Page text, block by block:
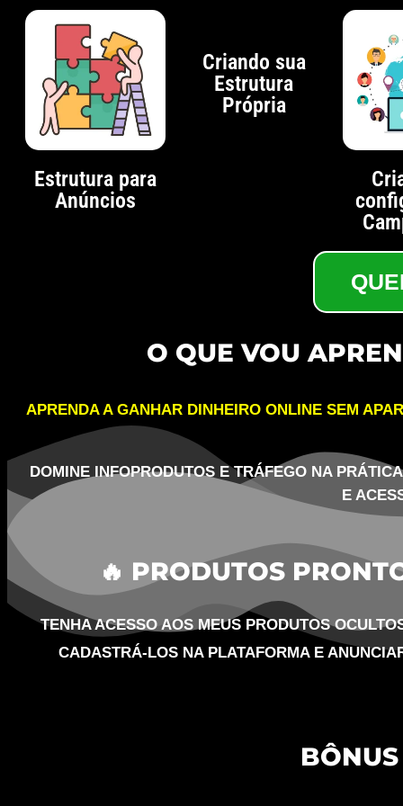
Estrutura para
Anúncios
Criando sua
Estrutura
Própria
O QUE VOU
APRENDA A GANHAR DINHEIRO ONLINE SEM
DOMINE INFOPRODUTOS E TRÁFEGO NA
E
🔥 PRODUTOS
TENHA ACESSO AOS MEUS PRODUTOS
CADASTRÁ-LOS NA PLATAFORMA E